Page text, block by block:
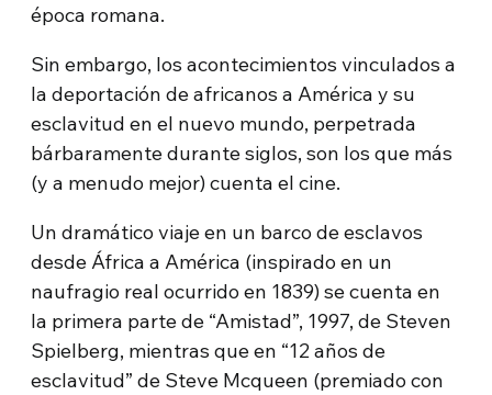
época romana.
Sin embargo, los acontecimientos vinculados a
la deportación de africanos a América y su
esclavitud en el nuevo mundo, perpetrada
bárbaramente durante siglos, son los que más
(y a menudo mejor) cuenta el cine.
Un dramático viaje en un barco de esclavos
desde África a América (inspirado en un
naufragio real ocurrido en 1839) se cuenta en
la primera parte de “Amistad”, 1997, de Steven
Spielberg, mientras que en “12 años de
esclavitud” de Steve Mcqueen (premiado con